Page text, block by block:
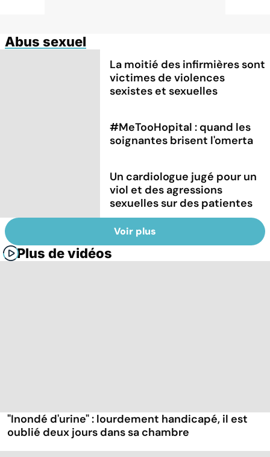
Abus sexuel
La moitié des infirmières sont
victimes de violences
sexistes et sexuelles
#MeTooHopital : quand les
soignantes brisent l'omerta
Un cardiologue jugé pour un
viol et des agressions
sexuelles sur des patientes
Voir plus
Plus de vidéos
"Inondé d'urine" : lourdement handicapé, il est
oublié deux jours dans sa chambre